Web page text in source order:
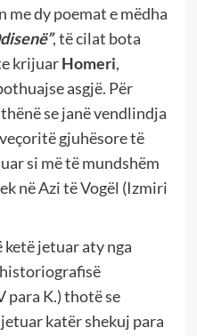
me dy poemat e mëdha
, të cilat bota
krijuar Homeri,
asgjë. Për
se janë vendlindja
gjuhësore të
si më të mundshëm
në Azi të Vogël (Izmiri
jetuar aty nga
para K.)thotë se
katër shekuj para